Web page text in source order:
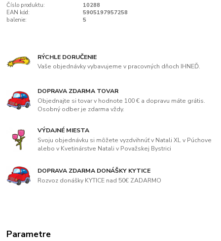
Číslo produktu:
10288
EAN kód:
5905197957258
balenie:
5
RÝCHLE DORUČENIE
Vaše objednávky vybavujeme v pracovných dňoch IHNEĎ.
DOPRAVA ZDARMA TOVAR
Objednajte si tovar v hodnote 100 € a dopravu máte grátis.
Osobný odber je zdarma vždy.
VÝDAJNÉ MIESTA
Svoju objednávku si môžete vyzdvihnúť v Natali XL v Púchove
alebo v Kvetinárstve Natali v Považskej Bystrici
DOPRAVA ZDARMA DONÁŠKY KYTICE
Rozvoz donášky KYTICE nad 50€ ZADARMO
Parametre